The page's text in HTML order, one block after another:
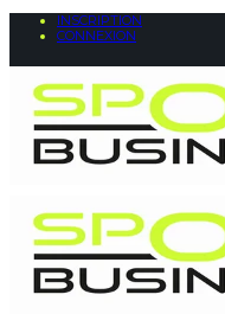
INSCRIPTION
CONNEXION